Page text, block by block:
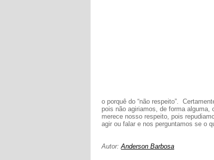
o porquê do “não respeito”.
pois não agiriamos, de forma
merece nosso respeito, pois
agir ou falar e nos perguntamos se o
Autor:Anderson Barbosa